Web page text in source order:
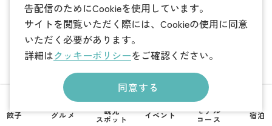
餃子 グルメ
観光
スポット
イベント
モデル
コース
宿泊
告配信のためにCookieを使用しています。
サイトを閲覧いただく際には、Cookieの使用に同意
いただく必要があります。
詳細はクッキーポリシーをご確認ください。
同意する